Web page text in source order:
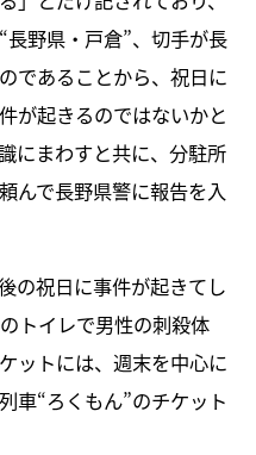
野県・戸倉”、切手が長
であることから、祝日に
が起きるのではないかと
にまわすと共に、分駐所
んで長野県警に報告を入
の祝日に事件が起きてし
トイレで男性の刺殺体
ットには、週末を中心に
車“ろくもん”のチケット